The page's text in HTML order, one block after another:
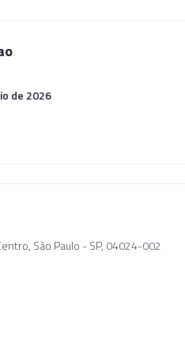
de 2026
São Paulo - SP, 04024-002